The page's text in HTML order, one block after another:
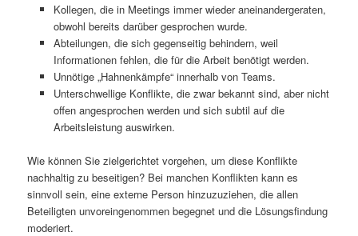
Kollegen, die in Meetings immer wieder aneinandergeraten,
obwohl bereits darüber gesprochen wurde.
Abteilungen, die sich gegenseitig behindern, weil
Informationen fehlen, die für die Arbeit benötigt werden.
Unnötige „Hahnenkämpfe“ innerhalb von Teams.
Unterschwellige Konflikte, die zwar bekannt sind, aber nicht
offen angesprochen werden und sich subtil auf die
Arbeitsleistung auswirken.
Wie können Sie zielgerichtet vorgehen, um diese Konflikte
nachhaltig zu beseitigen? Bei manchen Konflikten kann es
sinnvoll sein, eine externe Person hinzuzuziehen, die allen
Beteiligten unvoreingenommen begegnet und die Lösungsfindung
moderiert.